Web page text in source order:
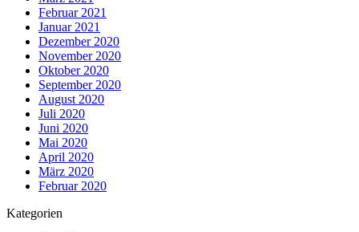
Februar 2021
Januar 2021
Dezember 2020
November 2020
Oktober 2020
September 2020
August 2020
Juli 2020
Juni 2020
Mai 2020
April 2020
März 2020
Februar 2020
Kategorien